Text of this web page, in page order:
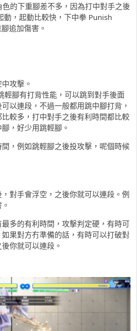
的下重腳差不多，因為打中對手之後
動，起動比較快，下中拳 Punish
追加傷害。
攻擊。
腳有打背性能，可以跳到對手後面
以連段，不過一般都用跳中腳打背，
較多，打中對手之後有利時間都比較
，好少用跳輕腳。
，例如跳輕腳之後投攻擊，呢個時候
對手會浮空，之後你就可以連段。例
多的有利時間，攻擊判定硬，有時可
果對方冇準備的話，有時可以打破對
你就可以連段。